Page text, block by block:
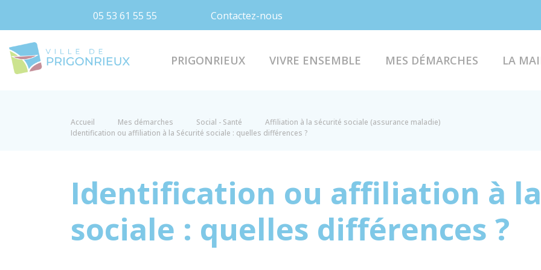
05 53 61 55 55 Contactez-nous
PRIGONRIEUX VIVRE ENSEMBLE MES DÉMARCHES LA
Accueil Mes démarches Social - Santé
Affiliation à la sécurité sociale (assurance maladie)
Identification ou affiliation à la Sécurité sociale : quelles différences ?
Identification ou affiliation à
sociale : quelles différences ?